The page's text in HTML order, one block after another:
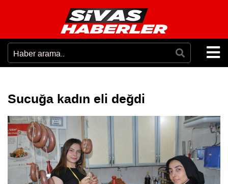
Sucuğa kadın eli değdi